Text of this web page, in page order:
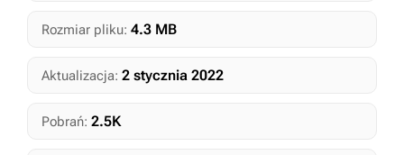
Rozmiar pliku: 4.3 MB
Aktualizacja: 2 stycznia 2022
Pobrań: 2.5K